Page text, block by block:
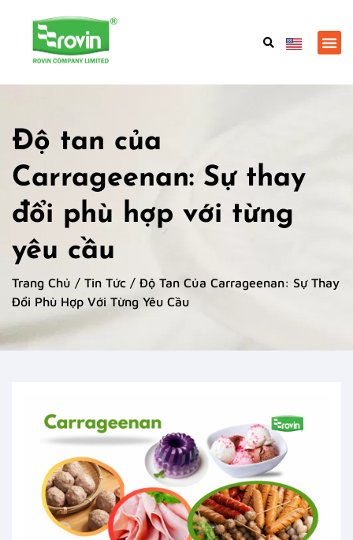
Độ tan của
Carrageenan: Sự thay
đổi phù hợp với từng
yêu cầu
Trang Chủ / Tin Tức / Độ Tan Của Carrageenan: Sự Thay
Đổi Phù Hợp Với Từng Yêu Cầu